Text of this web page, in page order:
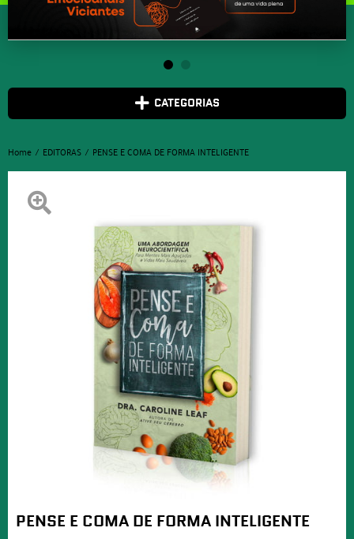
CATEGORIAS
Home EDITORAS PENSE E COMA DE FORMA INTELIGENTE
PENSE E COMA DE FORMA INTELIGENTE